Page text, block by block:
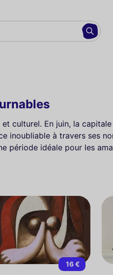
culturel. En juin, la
inoubliable à travers ses
période idéale pour les
16 €